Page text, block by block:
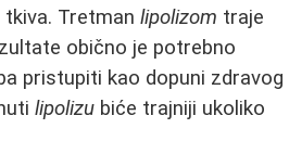
tkiva. Tretmanlipolizom traje
obično je potrebno
pristupiti kao dopuni zdravog
lipolizu biće trajniji ukoliko